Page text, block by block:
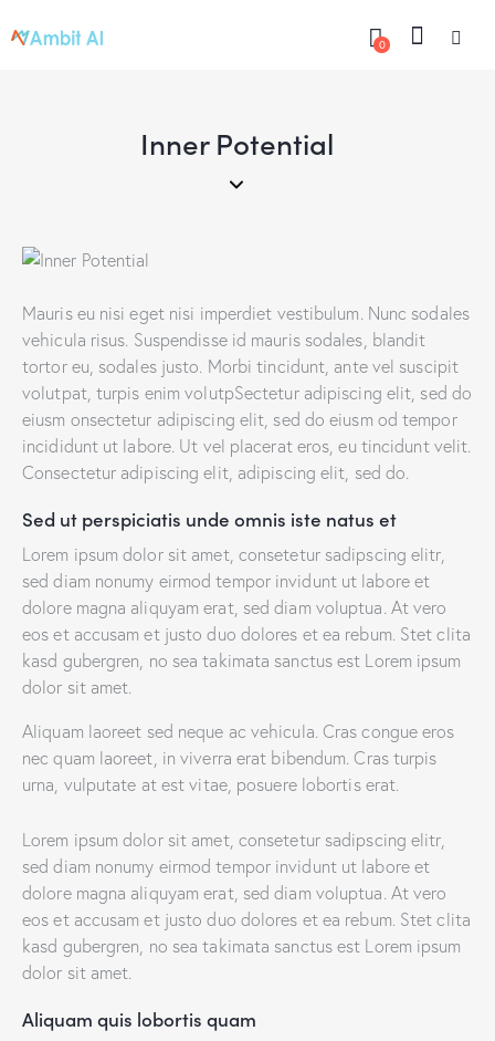
0
Inner Potential
Mauris eu nisi eget nisi imperdiet vestibulum. Nunc sodales
vehicula risus. Suspendisse id mauris sodales, blandit
tortor eu, sodales justo. Morbi tincidunt, ante vel suscipit
volutpat, turpis enim volutpSectetur adipiscing elit, sed do
eiusm onsectetur adipiscing elit, sed do eiusm od tempor
incididunt ut labore. Ut vel placerat eros, eu tincidunt velit.
Consectetur adipiscing elit, adipiscing elit, sed do.
Sed ut perspiciatis unde omnis iste natus et
Lorem ipsum dolor sit amet, consetetur sadipscing elitr,
sed diam nonumy eirmod tempor invidunt ut labore et
dolore magna aliquyam erat, sed diam voluptua. At vero
eos et accusam et justo duo dolores et ea rebum. Stet clita
kasd gubergren, no sea takimata sanctus est Lorem ipsum
dolor sit amet.
Aliquam laoreet sed neque ac vehicula. Cras congue eros
nec quam laoreet, in viverra erat bibendum. Cras turpis
urna, vulputate at est vitae, posuere lobortis erat.
Lorem ipsum dolor sit amet, consetetur sadipscing elitr,
sed diam nonumy eirmod tempor invidunt ut labore et
dolore magna aliquyam erat, sed diam voluptua. At vero
eos et accusam et justo duo dolores et ea rebum. Stet clita
kasd gubergren, no sea takimata sanctus est Lorem ipsum
dolor sit amet.
Aliquam quis lobortis quam